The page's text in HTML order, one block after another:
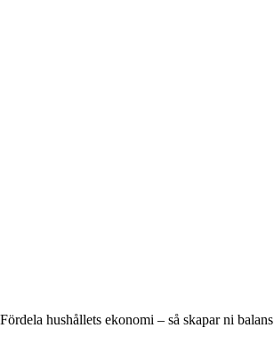
Fördela hushållets ekonomi – så skapar ni balans